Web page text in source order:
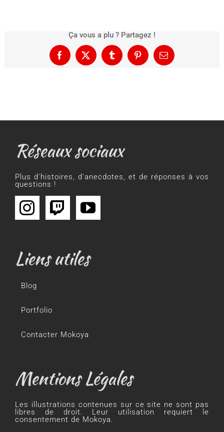
Ça vous a plu ? Partagez !
Facebook
X TumblrPinterestEmail
Réseaux sociaux
Plus d'histoires, d'anecdotes, et de réponses à vos
questions !
Liens utiles
Blog
Portfolio
Contacter Mokoya
Mentions Légales
Les illustrations contenues sur ce site ne sont pas
libres de droit. Leur utilisation requiert le
consentement de Mokoya.